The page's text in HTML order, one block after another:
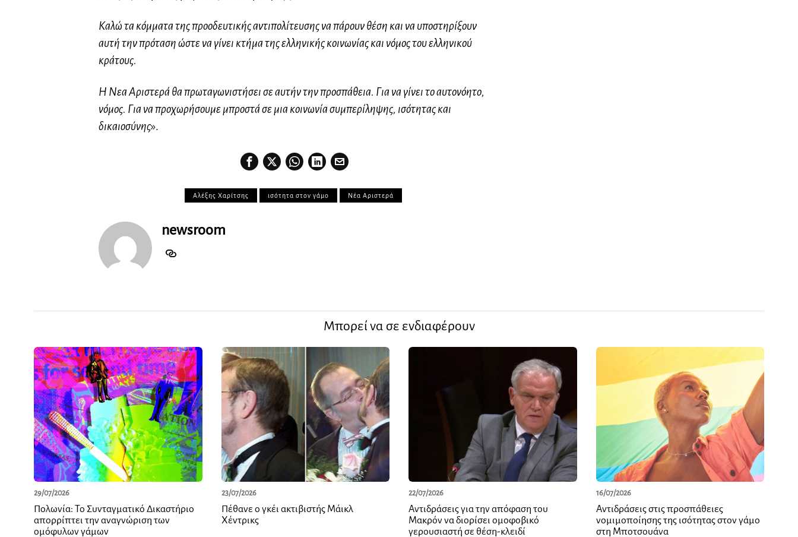
Καλώ τα κόμματα της προοδευτικής αντιπολίτευσης να πάρουν θέση και να υποστηρίξουν
αυτή την πρόταση ώστε να γίνει κτήμα της ελληνικής κοινωνίας και νόμος του ελληνικού
κράτους.
Η Νεα Αριστερά θα πρωταγωνιστήσει σε αυτήν την προσπάθεια. Για να γίνει το αυτονόητο,
νόμος. Για να προχωρήσουμε μπροστά σε μια κοινωνία συμπερίληψης, ισότητας και
δικαιοσύνης».
Αλέξης Χαρίτσης ισότητα στον γάμο Νέα Αριστερά
newsroom
Μπορεί να σε ενδιαφέρουν
29/07/2026
Πολωνία: Το Συνταγματικό Δικαστήριο
απορρίπτει την αναγνώριση των
ομόφυλων γάμων
23/07/2026
Πέθανε ο γκέι ακτιβιστής Μάικλ
Χέντρικς
22/07/2026
Αντιδράσεις για την απόφαση του
Μακρόν να διορίσει ομοφοβικό
γερουσιαστή σε θέση-κλειδί
16/07/2026
Αντιδράσεις στις προσπάθειες
νομιμοποίησης της ισότητας στον γάμο
στη Μποτσουάνα